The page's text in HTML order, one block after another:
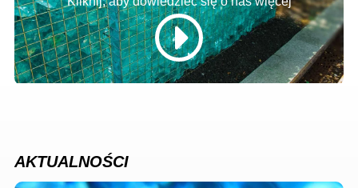
AKTUALNOŚCI